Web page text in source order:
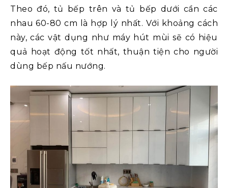
Theo đó, tủ bếp trên và tủ bếp dưới cần các
nhau 60-80 cm là hợp lý nhất. Với khoảng cách
này, các vật dụng như máy hút mùi sẽ có hiệu
quả hoạt động tốt nhất, thuận tiện cho người
dùng bếp nấu nướng.